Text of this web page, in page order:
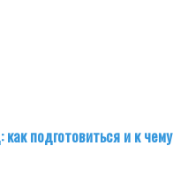
подготовиться и к чему